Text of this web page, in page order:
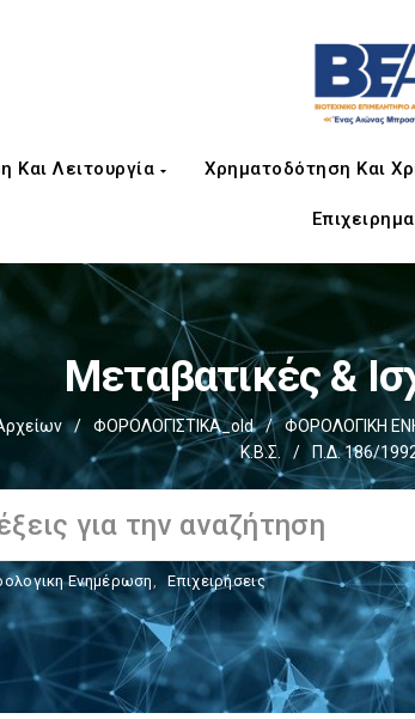
Και Λειτουργία Χρηματοδότηση Και
Μεταβατικές &
/ ΦΟΡΟΛΟΓΙΣΤΙΚΑ_old / ΦΟΡΟΛΟΓΙΚΗ
Κ.Β.Σ.
/ Π.Δ. 186/
Ενημέρωση, Επιχειρήσεις